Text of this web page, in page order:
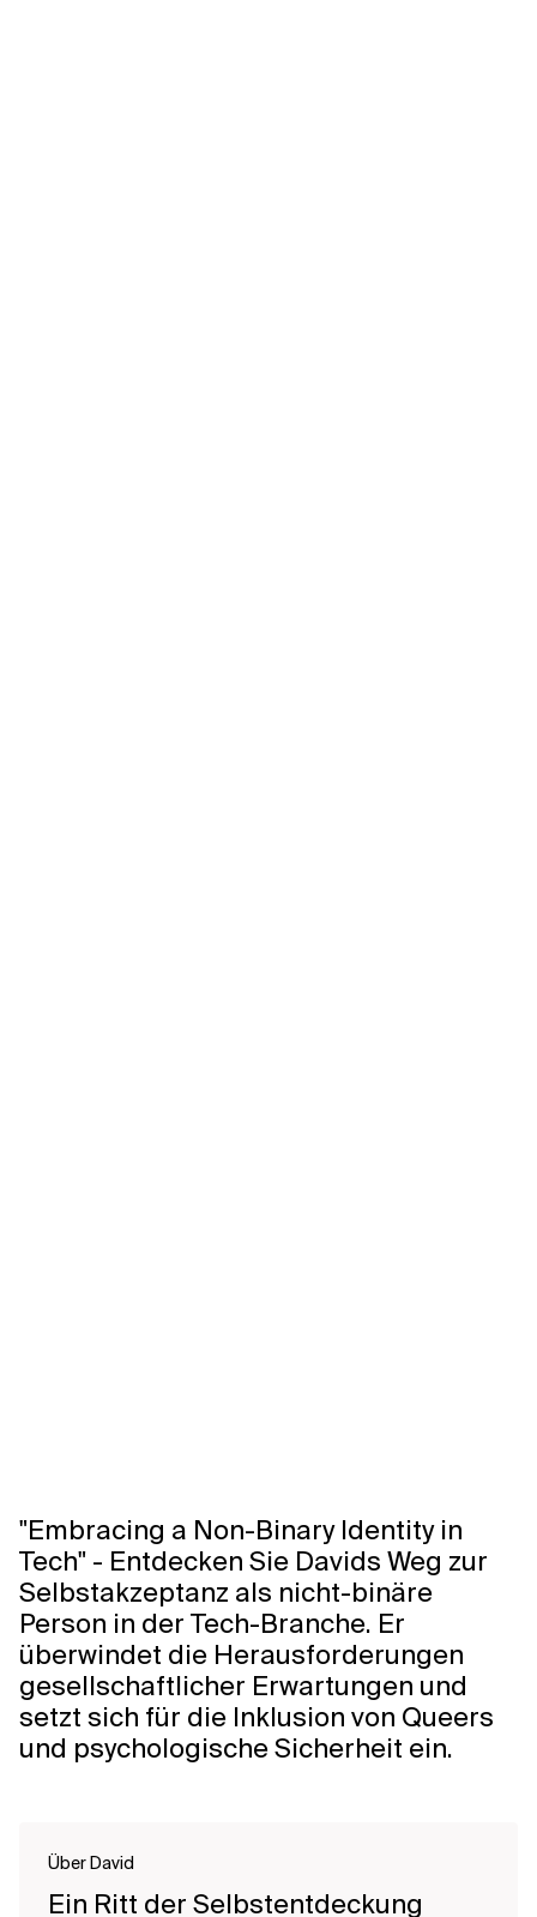
"Embracing a Non-Binary Identity in
Tech" - Entdecken Sie Davids Weg zur
Selbstakzeptanz als nicht-binäre
Person in der Tech-Branche. Er
überwindet die Herausforderungen
gesellschaftlicher Erwartungen und
setzt sich für die Inklusion von Queers
und psychologische Sicherheit ein.
Über David
Ein Ritt der Selbstentdeckung